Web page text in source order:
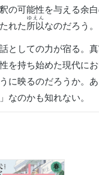
の可能性を与える余
れた 所以
ゆえん
なのだろう。
としての力が宿る。
を持ち始めた現代に
に映るのだろうか。
なのかも知れない。